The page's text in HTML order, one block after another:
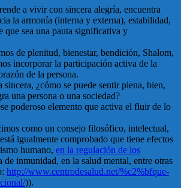
a vivir con sincera alegría, encuentra
la armonía (interna y externa), estabilidad,
que sea una pauta significativa y
de plenitud, bienestar, bendición, Shalom,
incorporar la participación activa de la
de la persona.
¿cómo se puede sentir plena, bien,
una persona o una sociedad?
poderoso elemento que activa el fluir de lo
como un consejo filosófico, intelectual,
igualmente comprobado que tiene efectos
humano, en la regulación de los
de inmunidad, en la salud mental, entre otras
http://www.centrodesalud.net/%c2%bfque-
)).